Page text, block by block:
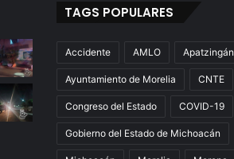
TAGS POPULARES
Accidente AMLO Apatzingán
Ayuntamiento de Morelia CNTE
Congreso del Estado COVID-19
Gobierno del Estado de Michoacán